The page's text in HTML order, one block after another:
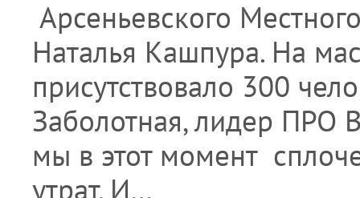
Арсеньевского
Наталья Кашпура. На
присутствовало 300
Заболотная, лидер ПРО
мы в этот момент
утрат. И…